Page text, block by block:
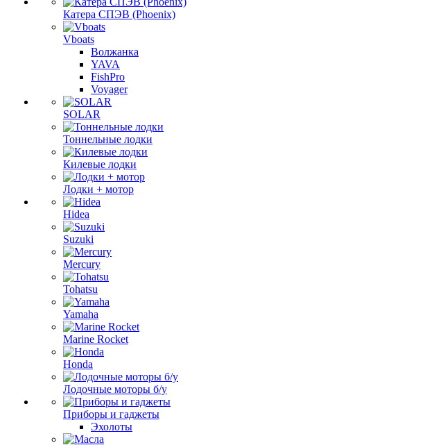
Катера СПЭВ (Phoenix)
Vboats
Волжанка
YAVA
FishPro
Voyager
SOLAR
Тоннельные лодки
Килевые лодки
Лодки + мотор
Hidea
Suzuki
Mercury
Tohatsu
Yamaha
Marine Rocket
Honda
Лодочные моторы б/у
Приборы и гаджеты
Эхолоты